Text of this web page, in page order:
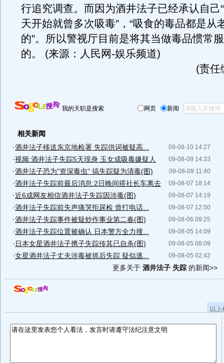
行追究调查。而因为酒井法子已经承认自己
天开始就曾多次吸毒”，“吸食的毒品都是从
的”。所以警视厅目前是将其当做毒品惯常
的。 (来源：人民网-娱乐频道)
(责任
我的天职是搜索 网页 新闻
相关新闻
09-08-10 14:27
·酒井法子移送东京地检署 失踪供词被疑高...
09-08-09 14:33
·视频:酒井法子失踪5天现身 玉女成吸毒嫌疑人
09-08-09 11:40
·酒井法子恐为"资深毒虫" 搞失踪疑为清毒(图)
09-08-07 18:14
·酒井法子失踪前最后消息:2日晚间搭社长车离去
09-08-07 14:19
·近6成网友相信酒井法子失踪因涉毒(图)
09-08-07 12:50
·酒井法子失踪前失声痛哭拒尿检 曾打电话...
09-08-06 09:25
·酒井法子失踪事件被疑炒作事业第二春(图)
09-08-05 14:09
·酒井法子失踪位置被确认 日本警方全力搜...
09-08-05 08:09
· 日本女星酒井法子携子失踪传其已自杀(图)
09-08-05 02:42
·女星酒井法子丈夫涉毒被抓后失踪 疑似逃...
更多关于 酒井法子 失踪 的新闻>>
以